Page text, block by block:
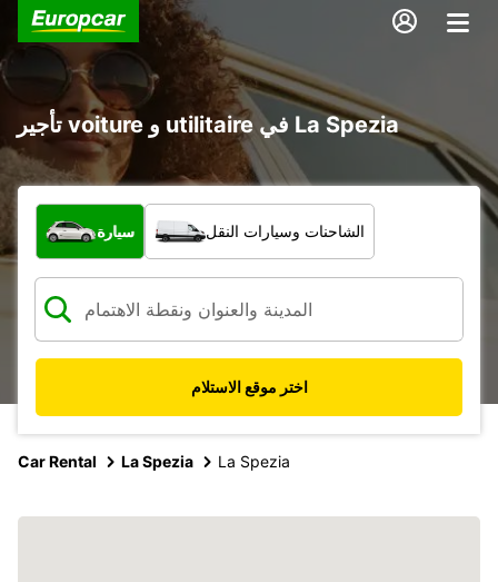
تأجير voiture و utilitaire في La Spezia
ما نوع المركبة؟
سيارة الشاحنات وسيارات النقل
اختر موقع الاستلام
Car Rental La Spezia La Spezia